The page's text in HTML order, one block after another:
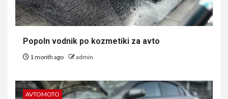
Popoln vodnik po kozmetiki za avto
1 month ago admin
AVTOMOTO